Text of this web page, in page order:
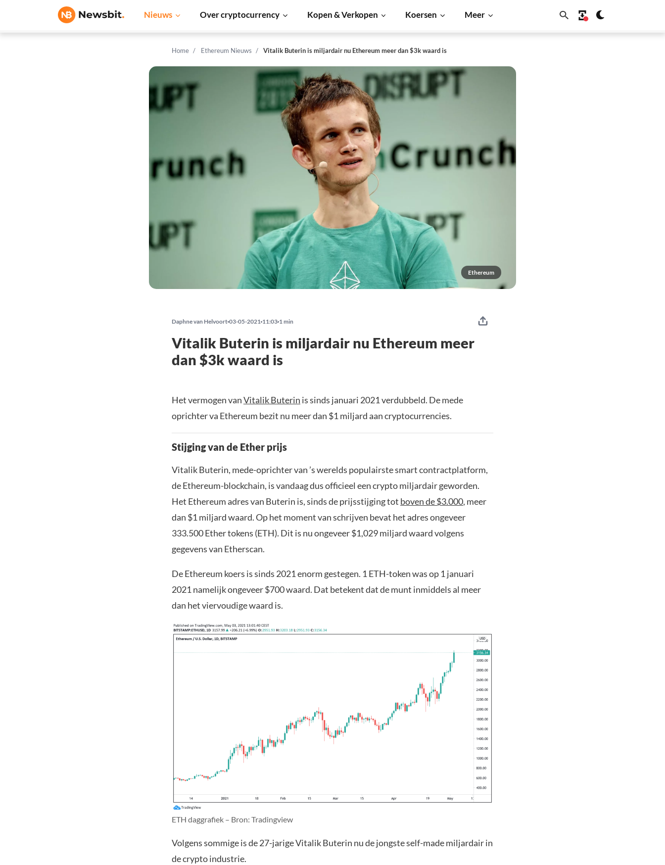
Nieuws Over cryptocurrency Kopen & Verkopen Koersen Meer
Home Ethereum Nieuws Vitalik Buterin is miljardair nu Ethereum meer dan $3k waard is
Ethereum
Daphne van Helvoort 03-05-2021 11:03 1 min
Vitalik Buterin is miljardair nu Ethereum meer
dan $3k waard is
Het vermogen vanVitalik Buterin is sinds januari 2021 verdubbeld. De mede
oprichter va Ethereum bezit nu meer dan $1 miljard aan cryptocurrencies.
Stijging van de Ether prijs
Vitalik Buterin, mede-oprichter van ’s werelds populairste smart contractplatform,
de Ethereum-blockchain, is vandaag dus officieel een crypto miljardair geworden.
Het Ethereum adres van Buterin is, sinds de prijsstijging tot boven de $3.000, meer
dan $1 miljard waard. Op het moment van schrijven bevat het adres ongeveer
333.500 Ether tokens (ETH). Dit is nu ongeveer $1,029 miljard waard volgens
gegevens van Etherscan.
De Ethereum koers is sinds 2021 enorm gestegen. 1 ETH-token was op 1 januari
2021 namelijk ongeveer $700 waard. Dat betekent dat de munt inmiddels al meer
dan het viervoudige waard is.
ETH daggrafiek – Bron: Tradingview
Volgens sommige is de 27-jarige Vitalik Buterin nu de jongste self-made miljardair in
de crypto industrie.